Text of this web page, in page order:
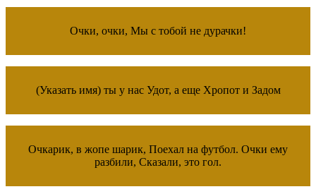
Очки, очки, Мы с тобой не дурачки!
(Указать имя) ты у нас Удот, а еще Хропот и Задом
Очкарик, в жопе шарик, Поехал на футбол. Очки ему
разбили, Сказали, это гол.